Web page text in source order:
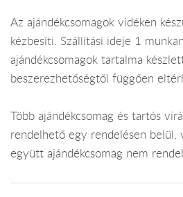
Az ajándékcsomagok vidéken
kézbesíti. Szállítási ideje 1
ajándékcsomagok tartalma
beszerezhetőségtől függően
Több ajándékcsomag és tartós
rendelhető egy rendelésen belül,
együtt ajándékcsomag nem